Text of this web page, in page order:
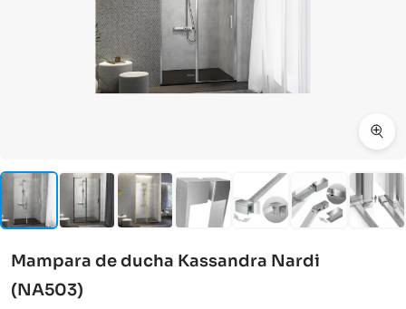
Mampara de ducha Kassandra Nardi
(NA503)